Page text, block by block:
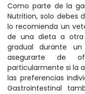
Como parte de la
Nutrition, solo debes
lo recomienda un
de una dieta a
gradual durante
asegurarte de
particularmente si la
las preferencias
Gastrointestinal